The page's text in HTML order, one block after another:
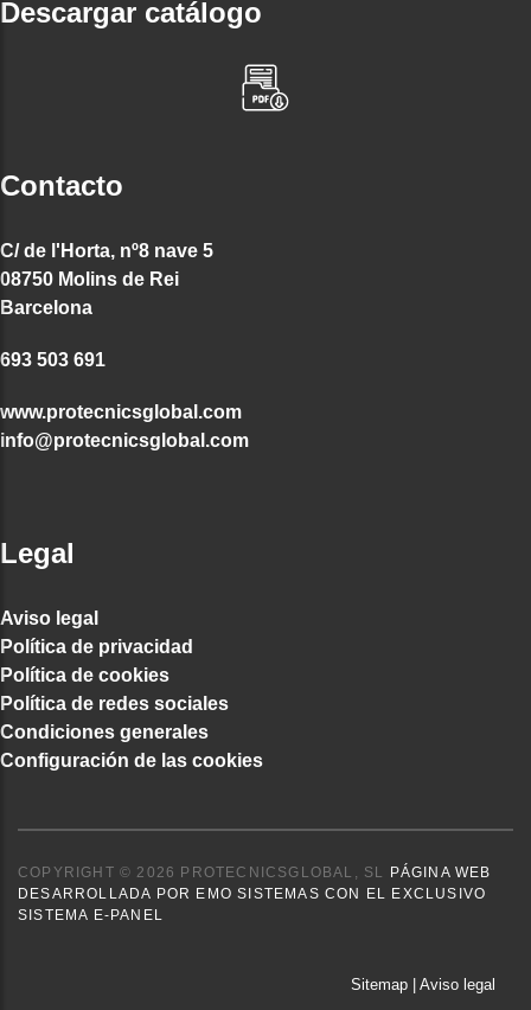
Descargar catálogo
Contacto
C/ de l'Horta, nº8 nave 5
08750 Molins de Rei
Barcelona
693 503 691
www.protecnicsglobal.com
info@protecnicsglobal.com
Legal
Aviso legal
Política de privacidad
Política de cookies
Política de redes sociales
Condiciones generales
Configuración de las cookies
COPYRIGHT © 2026 PROTECNICSGLOBAL, SL
PÁGINA WEB
DESARROLLADA POR EMO SISTEMAS CON EL EXCLUSIVO
SISTEMA E-PANEL
Sitemap Aviso legal